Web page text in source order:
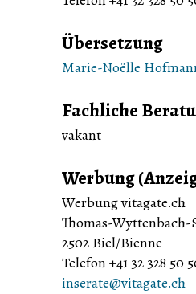
Übersetzung
Marie-Noëlle
Fachliche
vakant
Werbung
Werbung vitagate.ch
Thomas-Wyttenbach-
2502 Biel/Bienne
Telefon +41 32 328 50
inserate@vitagate.ch